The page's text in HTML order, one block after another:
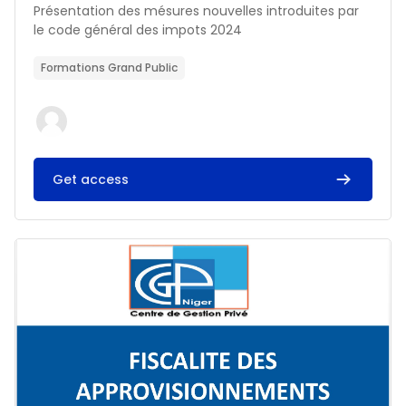
Résumé du cours :
Présentation des mésures nouvelles introduites par
le code général des impots 2024
Formations Grand Public
Get access
Image du cours FISCALITE DES APPROVISIONNEMENTS